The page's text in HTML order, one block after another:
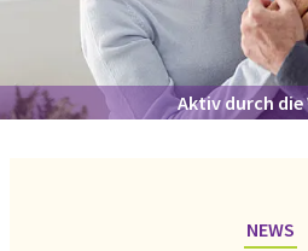
Aktiv durch die Woche
NEWS